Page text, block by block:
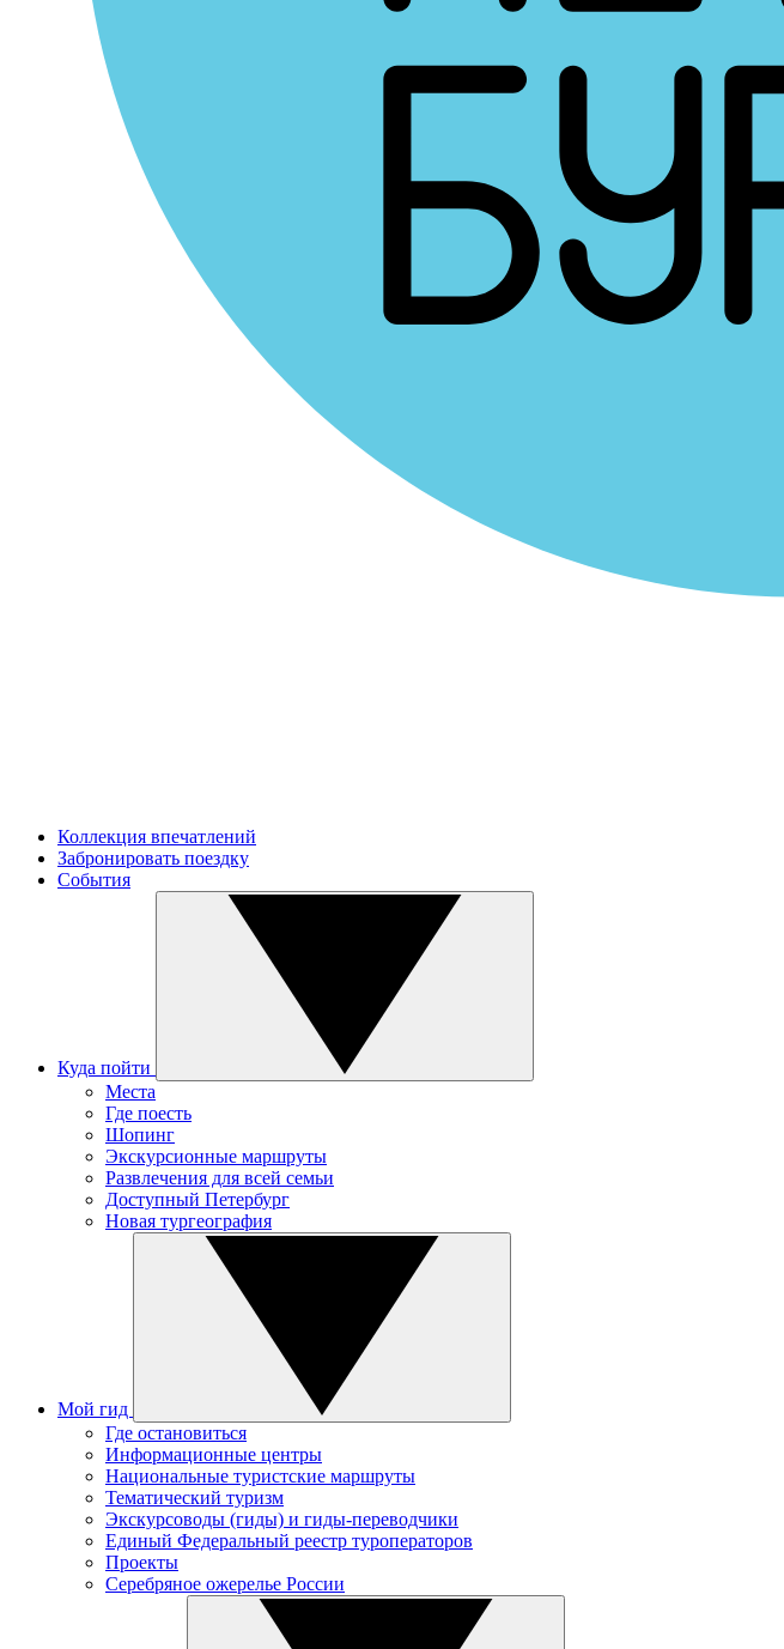
Коллекция впечатлений
Забронировать поездку
События
Куда пойти
Места
Где поесть
Шопинг
Экскурсионные маршруты
Развлечения для всей семьи
Доступный Петербург
Новая тургеография
Мой гид
Где остановиться
Информационные центры
Национальные туристские маршруты
Тематический туризм
Экскурсоводы (гиды) и гиды-переводчики
Единый Федеральный реестр туроператоров
Проекты
Серебряное ожерелье России